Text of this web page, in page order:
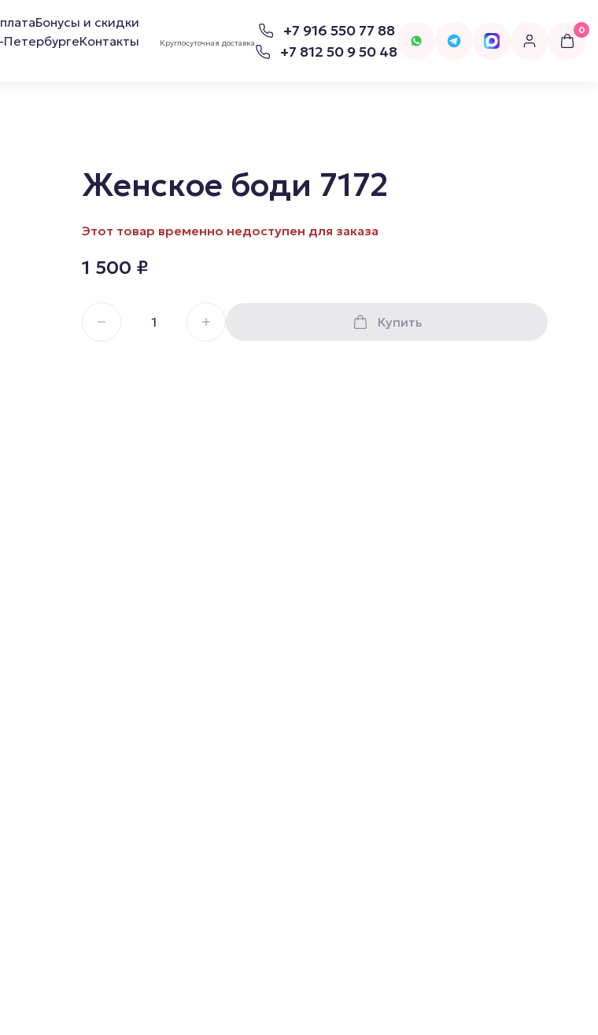
Бонусы и скидки
Контакты
Круглосуточная доставка
+7 916 550 77 88
+7 812 50 9 50 48
0
Женское боди 7172
Этот товар временно недоступен для заказа
1 500 ₽
Купить